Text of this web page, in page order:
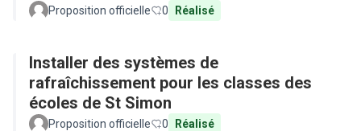
Proposition officielle 0 Réalisé
Installer des systèmes de
rafraîchissement pour les classes des
écoles de St Simon
Proposition officielle 0 Réalisé